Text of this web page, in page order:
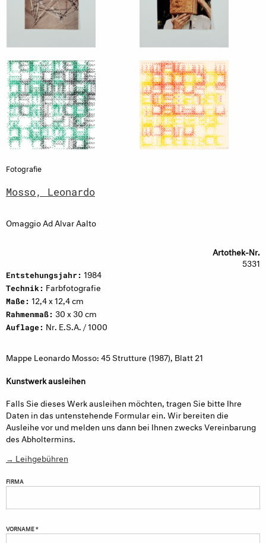
Fotografie
Mosso, Leonardo
Omaggio Ad Alvar Aalto
Artothek-Nr.
5331
Entstehungsjahr: 1984
Technik: Farbfotografie
Maße: 12,4 x 12,4 cm
Rahmenmaß: 30 x 30 cm
Auflage: Nr. E.S.A. / 1000
Mappe Leonardo Mosso: 45 Strutture (1987), Blatt 21
Kunstwerk ausleihen
Falls Sie dieses Werk ausleihen möchten, tragen Sie bitte Ihre
Daten in das untenstehende Formular ein. Wir bereiten die
Ausleihe vor und melden uns dann bei Ihnen zwecks Vereinbarung
des Abholtermins.
→ Leihgebühren
FIRMA
VORNAME *